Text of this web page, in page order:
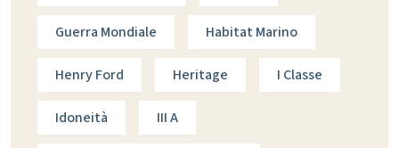
Guerra Mondiale Habitat Marino
Henry Ford Heritage I Classe
Idoneità III A